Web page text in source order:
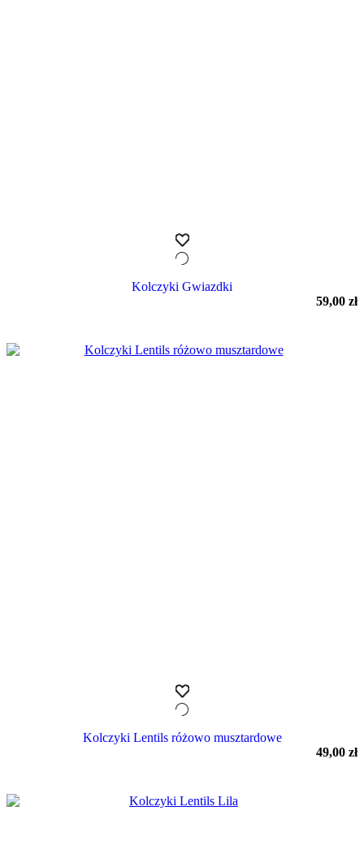
Kolczyki Gwiazdki
59,00 zł
Kolczyki Lentils różowo musztardowe
49,00 zł